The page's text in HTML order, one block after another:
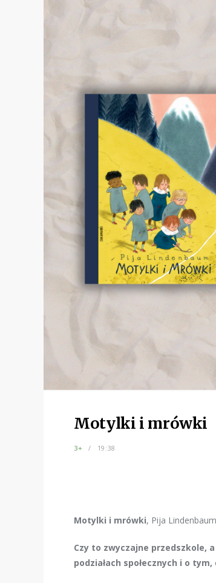
Motylki i mrówki
3+ 19:38
Motylki i mrówki, Pija
Czy to zwyczajne przedszkole,
podziałach społecznych i o